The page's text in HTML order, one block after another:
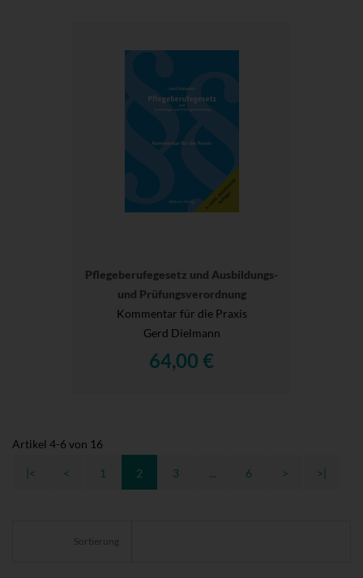
Pflegeberufegesetz und Ausbildungs-
und Prüfungsverordnung
Kommentar für die Praxis
Gerd Dielmann
64,00 €
Artikel 4-6 von 16
|< < 1 2 3 ... 6 > >|
Sortierung